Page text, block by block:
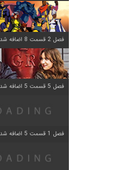
فصل 2 قسمت 8 اضافه شد
فصل 5 قسمت 5 اضافه شد
فصل 1 قسمت 5 اضافه شد